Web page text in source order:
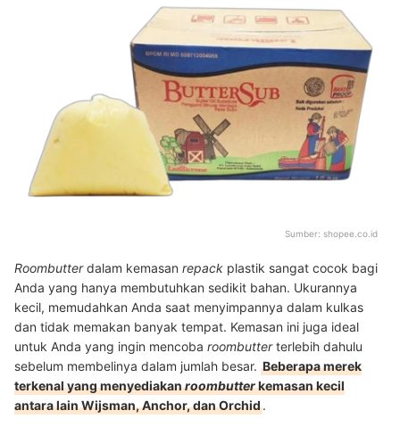
Sumber: shopee.co.id
Roombutterdalam kemasan repack plastik sangat cocok bagi
Anda yang hanya membutuhkan sedikit bahan. Ukurannya
kecil, memudahkan Anda saat menyimpannya dalam kulkas
dan tidak memakan banyak tempat. Kemasan ini juga ideal
untuk Anda yang ingin mencoba roombutterterlebih dahulu
sebelum membelinya dalam jumlah besar. Beberapa merek
terkenal yang menyediakanroombutterkemasan kecil
antara lain Wijsman, Anchor, dan Orchid.